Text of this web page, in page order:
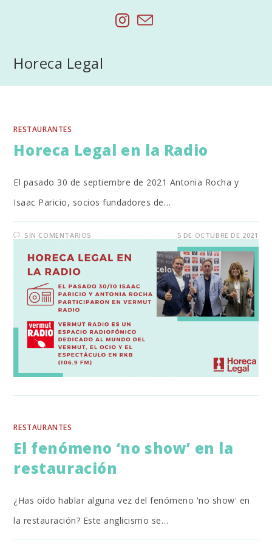
Horeca Legal
RESTAURANTES
Horeca Legal en la Radio
El pasado 30 de septiembre de 2021 Antonia Rocha y
Isaac Paricio, socios fundadores de…
SIN COMENTARIOS 5 DE OCTUBRE DE 2021
RESTAURANTES
El fenómeno ‘no show’ en la
restauración
¿Has oído hablar alguna vez del fenómeno 'no show' en
la restauración? Este anglicismo se…